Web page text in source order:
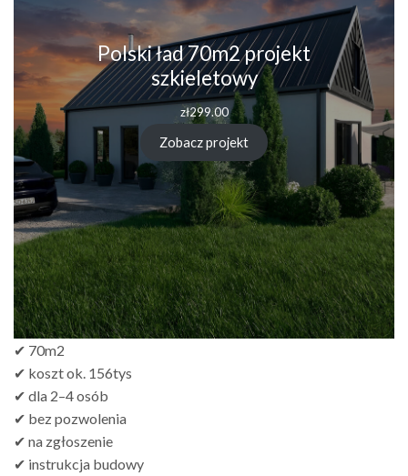
Polski ład 70m2 projekt
szkieletowy
zł299.00
Zobacz projekt
✔ 70m2
✔ koszt ok. 156tys
✔ dla 2–4 osób
✔ bez pozwolenia
✔ na zgłoszenie
✔ instrukcja budowy